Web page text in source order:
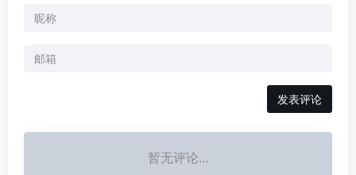
发表评论
暂无评论...